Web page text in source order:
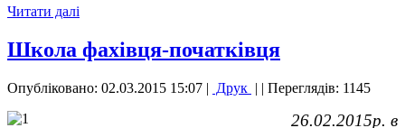
Читати далі
Школа фахівця-початківця
Опубліковано: 02.03.2015 15:07 | Друк | | Переглядів: 1145
26.02.2015р. в